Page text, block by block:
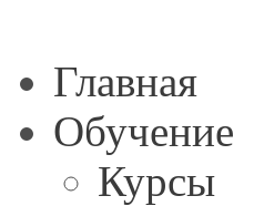
Главная
Обучение
Курсы